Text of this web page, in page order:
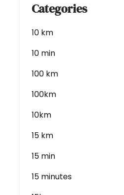
Categories
10 km
10 min
100 km
100km
10km
15 km
15 min
15 minutes